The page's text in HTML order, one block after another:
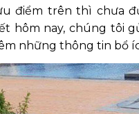
điểm trên thì chưa
hôm nay, chúng tôi
những thông tin bổ